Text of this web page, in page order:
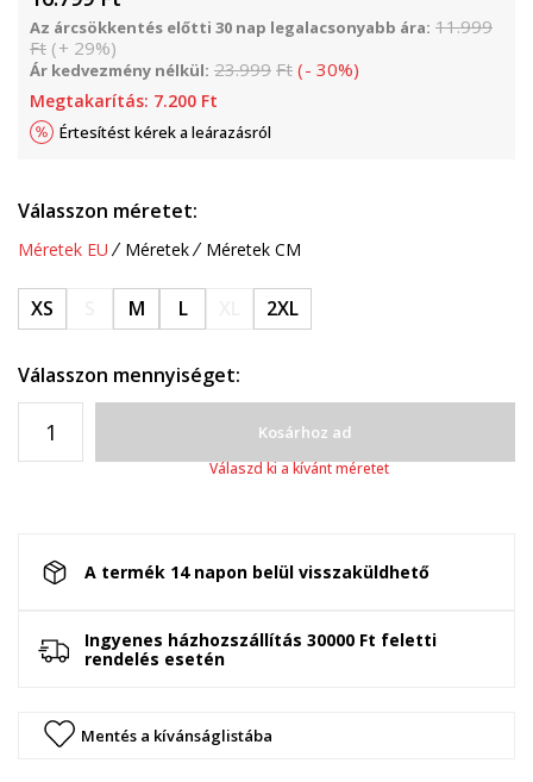
Az árcsökkentés előtti 30 nap legalacsonyabb ára: 11.999
Ft (+ 29%)
Ár kedvezmény nélkül: 23.999 Ft (- 30%)
Megtakarítás: 7.200 Ft
Értesítést kérek a leárazásról
Válasszon méretet:
Méretek EU Méretek Méretek CM
XS M L 2XL
Válasszon mennyiséget:
Kosárhoz ad
Válaszd ki a kívánt méretet
A termék 14 napon belül visszaküldhető
Ingyenes házhozszállítás 30000 Ft feletti
rendelés esetén
Mentés a kívánságlistába